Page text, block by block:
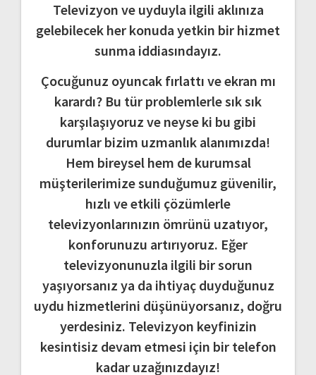
Televizyon ve uyduyla ilgili aklınıza
gelebilecek her konuda yetkin bir hizmet
sunma iddiasındayız.
Çocuğunuz oyuncak fırlattı ve ekran mı
karardı? Bu tür problemlerle sık sık
karşılaşıyoruz ve neyse ki bu gibi
durumlar bizim uzmanlık alanımızda!
Hem bireysel hem de kurumsal
müşterilerimize sunduğumuz güvenilir,
hızlı ve etkili çözümlerle
televizyonlarınızın ömrünü uzatıyor,
konforunuzu artırıyoruz. Eğer
televizyonunuzla ilgili bir sorun
yaşıyorsanız ya da ihtiyaç duyduğunuz
uydu hizmetlerini düşünüyorsanız, doğru
yerdesiniz. Televizyon keyfinizin
kesintisiz devam etmesi için bir telefon
kadar uzağınızdayız!